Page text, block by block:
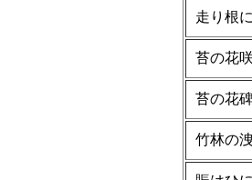
走り根
苔の花
苔の花
竹林の